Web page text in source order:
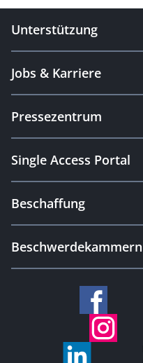
Unterstützung
Jobs & Karriere
Pressezentrum
Single Access Portal
Beschaffung
Beschwerdekammern